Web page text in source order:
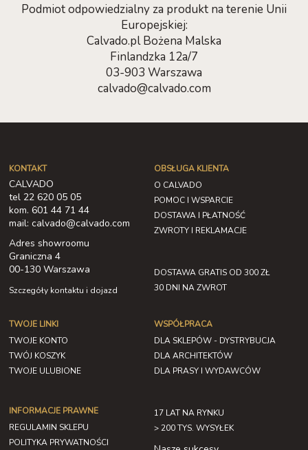
Podmiot odpowiedzialny za produkt na terenie Unii
Europejskiej:
Calvado.pl Bożena Malska
Finlandzka 12a/7
03-903 Warszawa
calvado@calvado.com
KONTAKT
CALVADO
tel 22 620 05 05
kom. 601 44 71 44
mail: calvado@calvado.com
Adres showroomu
Graniczna 4
00-130 Warszawa
Szczegóły kontaktu i dojazd
OBSŁUGA KLIENTA
O CALVADO
POMOC I WSPARCIE
DOSTAWA I PŁATNOŚĆ
ZWROTY I REKLAMACJE
DOSTAWA GRATIS OD 300 ZŁ
30 DNI NA ZWROT
TWOJE LINKI
TWOJE KONTO
TWÓJ KOSZYK
TWOJE ULUBIONE
INFORMACJE PRAWNE
REGULAMIN SKLEPU
POLITYKA PRYWATNOŚCI
WSPÓŁPRACA
DLA SKLEPÓW - DYSTRYBUCJA
DLA ARCHITEKTÓW
DLA PRASY I WYDAWCÓW
17 LAT NA RYNKU
> 200 TYS. WYSYŁEK